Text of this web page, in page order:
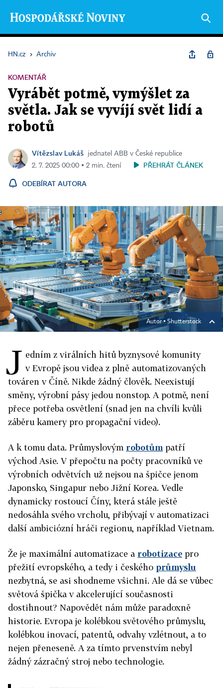
HN.cz › Archiv
KOMENTÁŘ
Vyrábět potmě, vymýšlet za
světla. Jak se vyvíjí svět lidí a
robotů
Vítězslav Lukáš
jednatel ABB v České republice
2. 7. 2025 00:00 ▪ 2 min. čtení
PŘEHRÁT ČLÁNEK
ODEBÍRAT AUTORA
Autor ▪ Shutterstock
J edním z virálních hitů byznysové komunity
v Evropě jsou videa z plně automatizovaných
továren v Číně. Nikde žádný člověk. Neexistují
směny, výrobní pásy jedou nonstop. A potmě, není
přece potřeba osvětlení (snad jen na chvíli kvůli
záběru kamery pro propagační video).
A k tomu data. Průmyslovým robotům patří
východ Asie. V přepočtu na počty pracovníků ve
výrobních odvětvích už nejsou na špičce jenom
Japonsko, Singapur nebo Jižní Korea. Vedle
dynamicky rostoucí Číny, která stále ještě
nedosáhla svého vrcholu, přibývají v automatizaci
další ambiciózní hráči regionu, například Vietnam.
Že je maximální automatizace a robotizace pro
přežití evropského, a tedy i českého průmyslu
nezbytná, se asi shodneme všichni. Ale dá se vůbec
světová špička v akcelerující současnosti
dostihnout? Napovědět nám může paradoxně
historie. Evropa je kolébkou světového průmyslu,
kolébkou inovací, patentů, odvahy vzlétnout, a to
nejen přeneseně. A za tímto prvenstvím nebyl
žádný zázračný stroj nebo technologie.